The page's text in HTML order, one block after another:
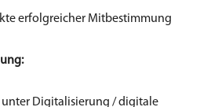
erfolgreicher Mitbestimmung
unter Digitalisierung / digitale